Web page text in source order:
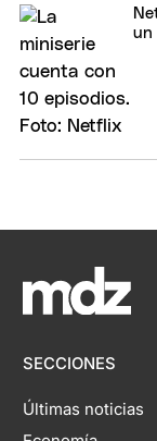
un
SECCIONES
Últimas noticias